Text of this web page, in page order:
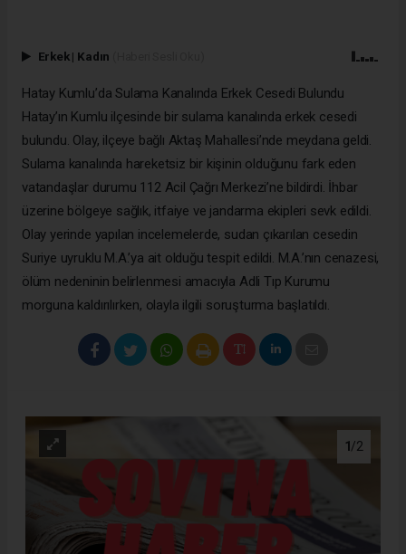
Erkek | Kadın
Hatay Kumlu’da Sulama Kanalında Erkek Cesedi Bulundu
Hatay’ın Kumlu ilçesinde bir sulama kanalında erkek cesedi
bulundu. Olay, ilçeye bağlı Aktaş Mahallesi’nde meydana geldi.
Sulama kanalında hareketsiz bir kişinin olduğunu fark eden
vatandaşlar durumu 112 Acil Çağrı Merkezi’ne bildirdi. İhbar
üzerine bölgeye sağlık, itfaiye ve jandarma ekipleri sevk edildi.
Olay yerinde yapılan incelemelerde, sudan çıkarılan cesedin
Suriye uyruklu M.A.’ya ait olduğu tespit edildi. M.A.’nın cenazesi,
ölüm nedeninin belirlenmesi amacıyla Adli Tıp Kurumu
morguna kaldırılırken, olayla ilgili soruşturma başlatıldı.
1/2